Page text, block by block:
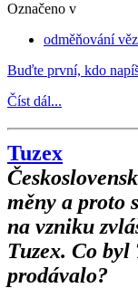
Označeno v
odměňování
Buďte první, kdo
Číst dál...
Tuzex
měny a proto
na vzniku
Tuzex. Co byl
prodávalo?